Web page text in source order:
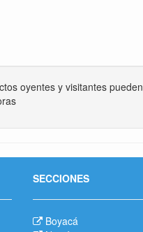
oyentes y visitantes pueden
SECCIONES
Boyacá